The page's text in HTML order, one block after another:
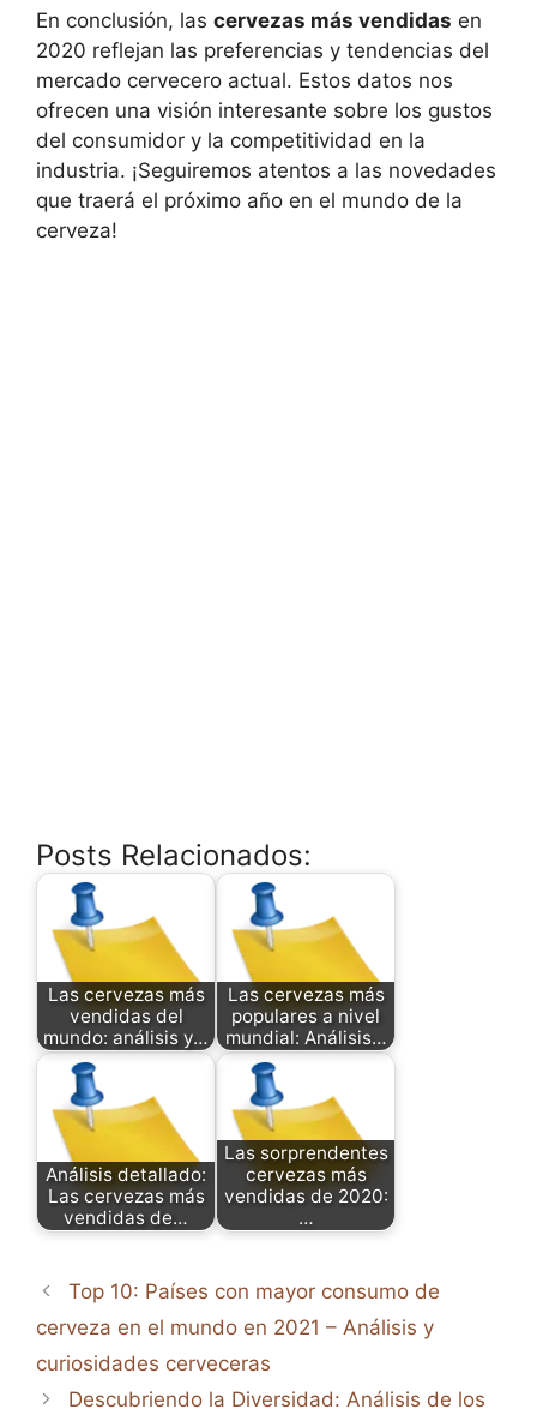
En conclusión, las cervezas más vendidas en
2020 reflejan las preferencias y tendencias del
mercado cervecero actual. Estos datos nos
ofrecen una visión interesante sobre los gustos
del consumidor y la competitividad en la
industria. ¡Seguiremos atentos a las novedades
que traerá el próximo año en el mundo de la
cerveza!
Posts Relacionados:
Las cervezas más
vendidas del
mundo: análisis y…
Las cervezas más
populares a nivel
mundial: Análisis…
Análisis detallado:
Las cervezas más
vendidas de…
Las sorprendentes
cervezas más
vendidas de 2020:
…
Top 10: Países con mayor consumo de
cerveza en el mundo en 2021 – Análisis y
curiosidades cerveceras
Descubriendo la Diversidad: Análisis de los